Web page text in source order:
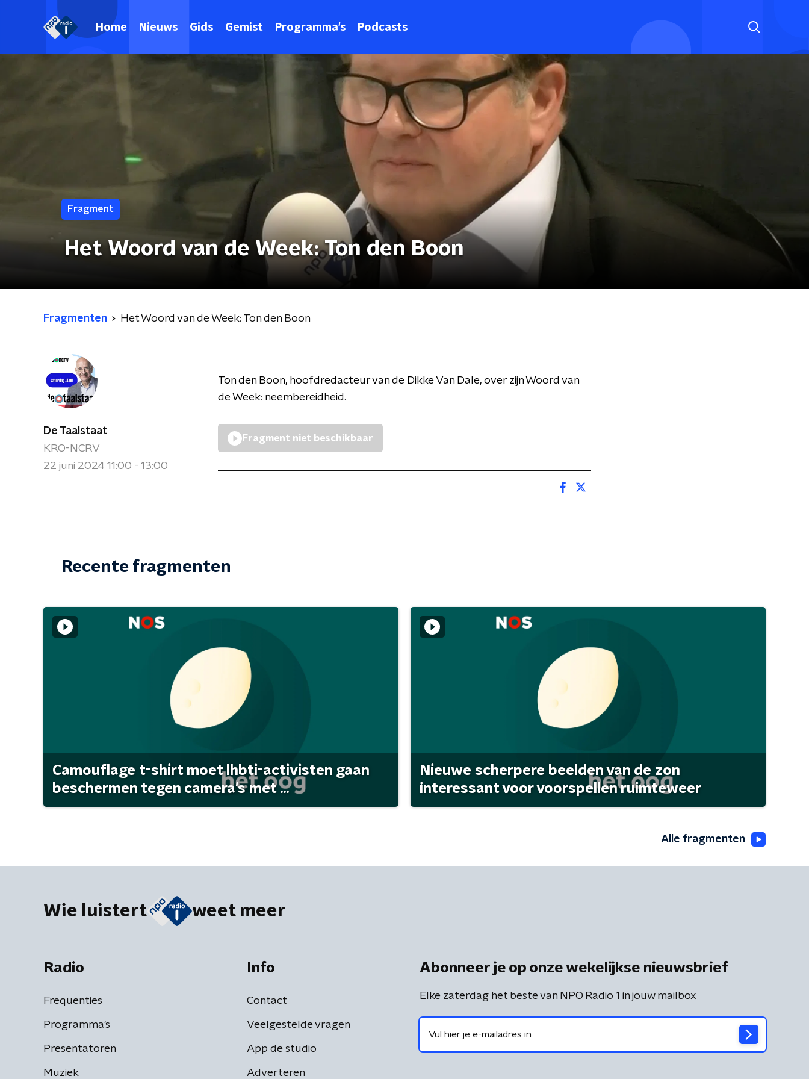
Home Nieuws Gids Gemist Programma's Podcasts
Fragment
Het Woord van de Week: Ton den Boon
Fragmenten Het Woord van de Week: Ton den Boon
De Taalstaat
KRO-NCRV
22 juni 2024 11:00 - 13:00
Ton den Boon, hoofdredacteur van de Dikke Van Dale, over zijn Woord van
de Week: neembereidheid.
Fragment niet beschikbaar
Recente fragmenten
Camouflage t-shirt moet lhbti-activisten gaan
beschermen tegen camera's met ...
Nieuwe scherpere beelden van de zon
interessant voor voorspellen ruimteweer
Alle fragmenten
Wie luistert weet meer
Radio
Frequenties
Programma's
Presentatoren
Muziek
Info
Contact
Veelgestelde vragen
App de studio
Adverteren
Abonneer je op onze wekelijkse nieuwsbrief
Elke zaterdag het beste van NPO Radio 1 in jouw mailbox